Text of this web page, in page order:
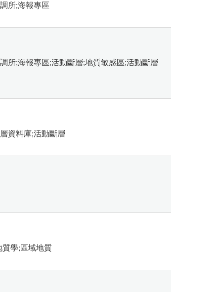
所;海報專區
所;海報專區;活動斷層;地質敏感區;活動斷層
資料庫;活動斷層
質學;區域地質